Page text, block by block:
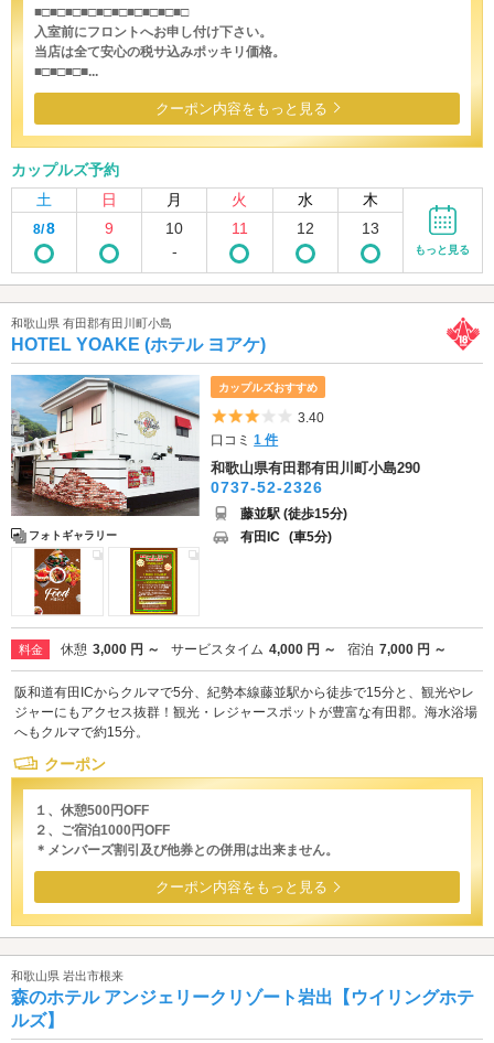
■□■□■□■□■□■□■□■□■□■□
入室前にフロントへお申し付け下さい。
当店は全て安心の税サ込みポッキリ価格。
■□■□■□■...
クーポン内容をもっと見る
カップルズ予約
土
日 月 火 水 木
8/8 9
10
-
11 12 13
もっと見る
和歌山県 有田郡有田川町小島
HOTEL YOAKE (ホテル ヨアケ)
フォトギャラリー
カップルズおすすめ
5つ星のうち3
3.40
口コミ1 件
和歌山県有田郡有田川町小島290
0737-52-2326
藤並駅 (徒歩15分)
有田IC (車5分)
料金 休憩 3,000 円 ～ サービスタイム 4,000 円 ～ 宿泊 7,000 円 ～
阪和道有田ICからクルマで5分、紀勢本線藤並駅から徒歩で15分と、観光やレ
ジャーにもアクセス抜群！観光・レジャースポットが豊富な有田郡。海水浴場
へもクルマで約15分。
クーポン
１、休憩500円OFF
２、ご宿泊1000円OFF
＊メンバーズ割引及び他券との併用は出来ません。
クーポン内容をもっと見る
和歌山県 岩出市根来
森のホテル アンジェリークリゾート岩出【ウイリングホテ
ルズ】